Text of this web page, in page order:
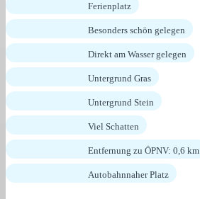
Ferienplatz
Besonders schön gelegen
Direkt am Wasser gelegen
Untergrund Gras
Untergrund Stein
Viel Schatten
Entfernung zu ÖPNV: 0,6 km
Autobahnnaher Platz